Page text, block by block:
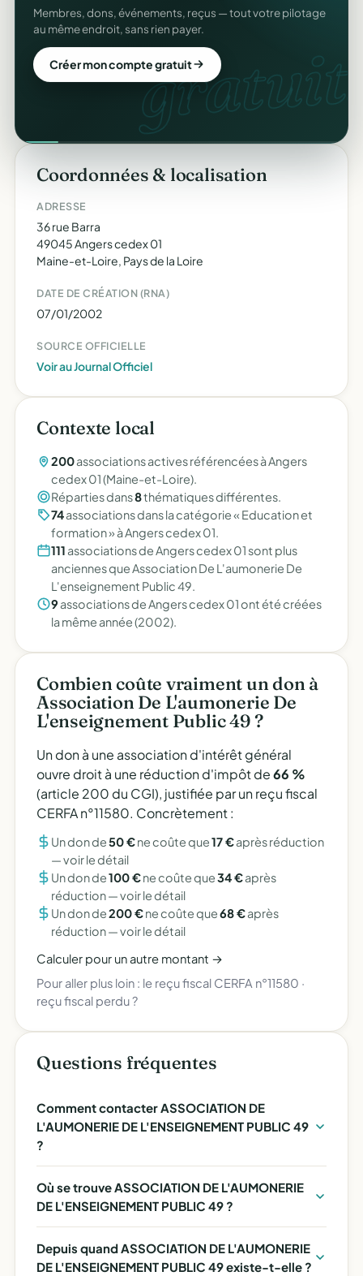
gratuit.
Membres, dons, événements, reçus — tout votre pilotage
au même endroit, sans rien payer.
Créer mon compte gratuit
Coordonnées & localisation
ADRESSE
36 rue Barra
49045 Angers cedex 01
Maine-et-Loire, Pays de la Loire
DATE DE CRÉATION (RNA)
07/01/2002
SOURCE OFFICIELLE
Voir au Journal Officiel
Contexte local
200associations actives référencées à Angers
cedex 01 (Maine-et-Loire).
Réparties dans8thématiques différentes.
74associations dans la catégorie « Education et
formation » à Angers cedex 01.
111 associations de Angers cedex 01 sont plus
anciennes que Association De L'aumonerie De
L'enseignement Public 49.
9 associations de Angers cedex 01 ont été créées
la même année (2002).
Combien coûte vraiment un don à
Association De L'aumonerie De
L'enseignement Public 49 ?
Un don à une association d'intérêt général
ouvre droit à une réduction d'impôt de66 %
(article 200 du CGI), justifiée par un reçu fiscal
CERFA n°11580. Concrètement :
Un don de50 €ne coûte que17 €après réduction
—voir le détail
Un don de100 €ne coûte que34 €après
réduction —voir le détail
Un don de200 €ne coûte que68 €après
réduction —voir le détail
Calculer pour un autre montant →
Pour aller plus loin : le reçu fiscal CERFA n°11580 ·
reçu fiscal perdu ?
Questions fréquentes
Comment contacter ASSOCIATION DE
L'AUMONERIE DE L'ENSEIGNEMENT PUBLIC 49
?
Où se trouve ASSOCIATION DE L'AUMONERIE
DE L'ENSEIGNEMENT PUBLIC 49 ?
Depuis quand ASSOCIATION DE L'AUMONERIE
DE L'ENSEIGNEMENT PUBLIC 49 existe-t-elle ?